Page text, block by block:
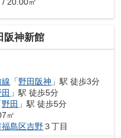
阪神新館
「野田阪神 」駅 徒歩3分
」駅 徒歩5分
野田 」駅 徒歩5分
㎡
福島区吉野３丁目